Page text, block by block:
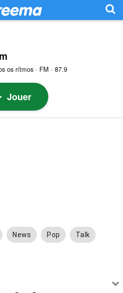
os rítmos · FM · 87.9
Jouer
News Pop Talk